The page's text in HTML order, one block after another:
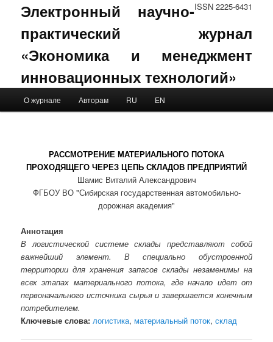
ISSN 2225-6431
Электронный научно-
практический журнал
«Экономика и менеджмент
инновационных технологий»
Skip to primary content
Skip to secondary content
О журнале Авторам RU EN
РАССМОТРЕНИЕ МАТЕРИАЛЬНОГО ПОТОКА
ПРОХОДЯЩЕГО ЧЕРЕЗ ЦЕПЬ СКЛАДОВ ПРЕДПРИЯТИЙ
Шамис Виталий Александрович
ФГБОУ ВО "Сибирская государственная автомобильно-
дорожная академия"
Аннотация
В логистической системе склады представляют собой
важнейший элемент. В специально обустроенной
территории для хранения запасов склады незаменимы на
всех этапах материального потока, где начало идет от
первоначального источника сырья и завершается конечным
потребителем.
Ключевые слова: логистика, материальный поток,склад